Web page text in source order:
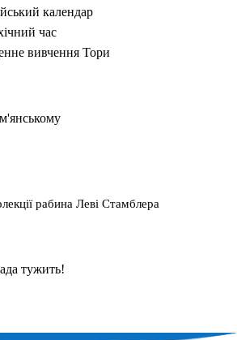
календар
час
вивчення Тори
рабина Леві Стамблера
тужить!